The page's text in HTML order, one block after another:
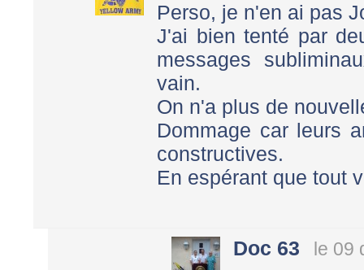
Perso, je n'en ai pas
J'ai bien tenté par
messages
vain.
On n'a plus de
Dommage car leurs
constructives.
En espérant que tout
Doc 63 le 09